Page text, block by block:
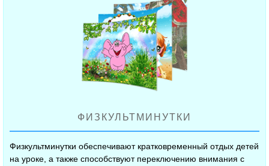
ФИЗКУЛЬТМИНУТКИ
Физкультминутки обеспечивают кратковременный отдых детей
на уроке, а также способствуют переключению внимания с